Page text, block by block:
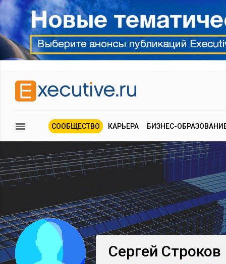
СООБЩЕСТВО КАРЬЕРА БИЗНЕС-
Сергей Строков